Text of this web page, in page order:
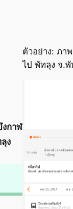
กาฬ
ง
ตัวอย่าง: ภา
ไป พัทลุง จ.